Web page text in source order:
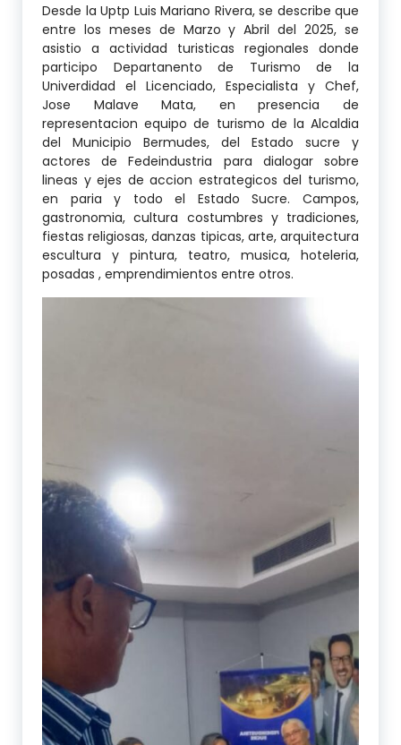
Desde la Uptp Luis Mariano Rivera, se describe que
entre los meses de Marzo y Abril del 2025, se
asistio a actividad turisticas regionales donde
participo Departanento de Turismo de la
Univerdidad el Licenciado, Especialista y Chef,
Jose Malave Mata, en presencia de
representacion equipo de turismo de la Alcaldia
del Municipio Bermudes, del Estado sucre y
actores de Fedeindustria para dialogar sobre
lineas y ejes de accion estrategicos del turismo,
en paria y todo el Estado Sucre. Campos,
gastronomia, cultura costumbres y tradiciones,
fiestas religiosas, danzas tipicas, arte, arquitectura
escultura y pintura, teatro, musica, hoteleria,
posadas , emprendimientos entre otros.